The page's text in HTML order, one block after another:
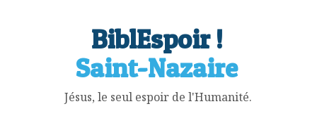
BiblEspoir !
Saint-Nazaire
Jésus, le seul espoir de l'Humanité.